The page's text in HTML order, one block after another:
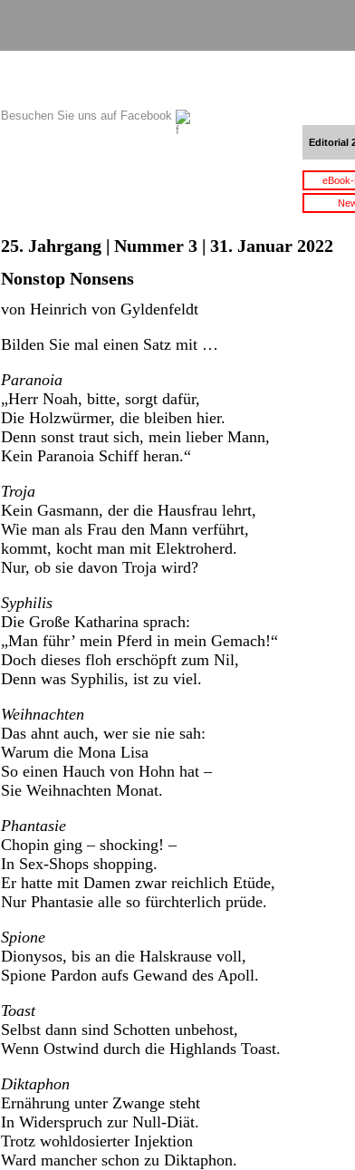
Besuchen Sie uns auf Facebook
Editorial
25. Jahrgang | Nummer 3 | 31. Januar 2022
Nonstop Nonsens
von Heinrich von Gyldenfeldt
Bilden Sie mal einen Satz mit …
Paranoia
„Herr Noah, bitte, sorgt dafür,
Die Holzwürmer, die bleiben hier.
Denn sonst traut sich, mein lieber Mann,
Kein Paranoia Schiff heran.“
Troja
Kein Gasmann, der die Hausfrau lehrt,
Wie man als Frau den Mann verführt,
kommt, kocht man mit Elektroherd.
Nur, ob sie davon Troja wird?
Syphilis
Die Große Katharina sprach:
„Man führ’ mein Pferd in mein Gemach!“
Doch dieses floh erschöpft zum Nil,
Denn was Syphilis, ist zu viel.
Weihnachten
Das ahnt auch, wer sie nie sah:
Warum die Mona Lisa
So einen Hauch von Hohn hat –
Sie Weihnachten Monat.
Phantasie
Chopin ging – shocking! –
In Sex-Shops shopping.
Er hatte mit Damen zwar reichlich Etüde,
Nur Phantasie alle so fürchterlich prüde.
Spione
Dionysos, bis an die Halskrause voll,
Spione Pardon aufs Gewand des Apoll.
Toast
Selbst dann sind Schotten unbehost,
Wenn Ostwind durch die Highlands Toast.
Diktaphon
Ernährung unter Zwange steht
In Widerspruch zur Null-Diät.
Trotz wohldosierter Injektion
Ward mancher schon zu Diktaphon.